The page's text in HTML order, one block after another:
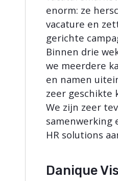
enorm: ze
vacature en
gerichte
Binnen drie
we meerdere
en namen
zeer geschikte
We zijn zeer
samenwerking
HR solutions
Danique